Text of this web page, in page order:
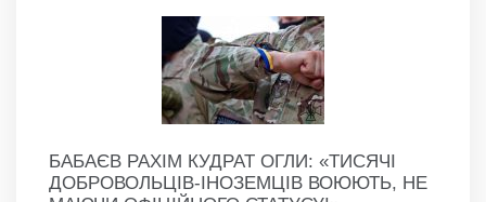
БАБАЄВ РАХІМ КУДРАТ ОГЛИ: «ТИСЯЧІ
ДОБРОВОЛЬЦІВ-ІНОЗЕМЦІВ ВОЮЮТЬ, НЕ